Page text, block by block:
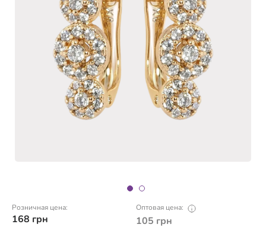
Розничная цена:
168 грн
Оптовая цена:
105 грн